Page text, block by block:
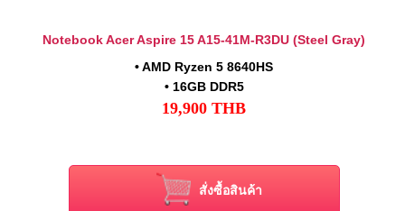
Notebook Acer Aspire 15 A15-41M-R3DU (Steel Gray)
• AMD Ryzen 5 8640HS
• 16GB DDR5
• 512 GB PCIe 4 NVMe M.2
• Windows 11 Home / Office Home & Student 2021
19,900 THB
สั่งซื้อสินค้า